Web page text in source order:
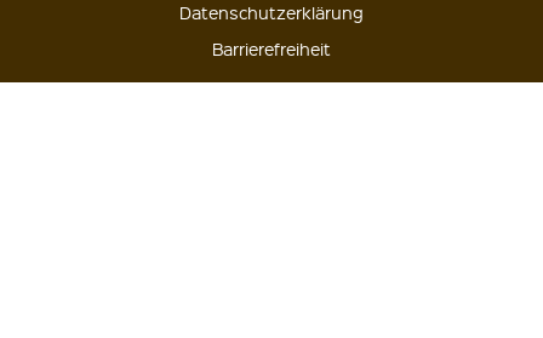
Datenschutzerklärung
Barrierefreiheit